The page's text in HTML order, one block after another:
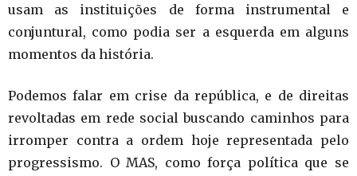
usam as instituições de forma instrumental e
conjuntural, como podia ser a esquerda em alguns
momentos da história.
Podemos falar em crise da república, e de direitas
revoltadas em rede social buscando caminhos para
irromper contra a ordem hoje representada pelo
progressismo. O MAS, como força política que se